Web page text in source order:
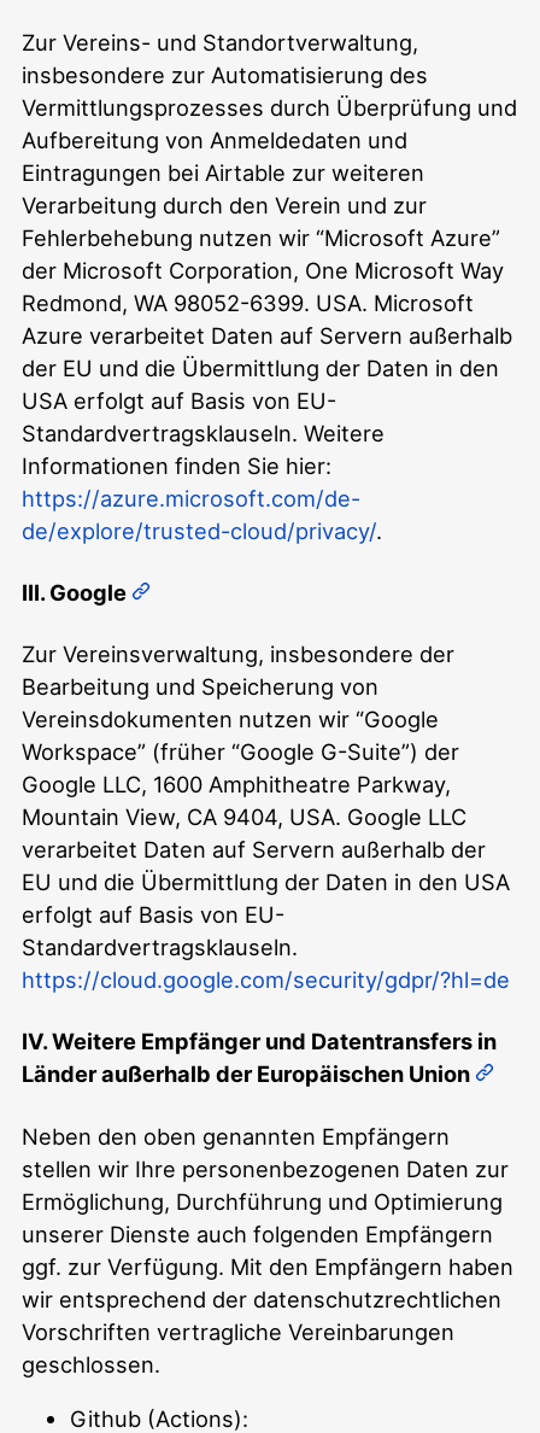
Zur Vereins- und Standortverwaltung,
insbesondere zur Automatisierung des
Vermittlungsprozesses durch Überprüfung und
Aufbereitung von Anmeldedaten und
Eintragungen bei Airtable zur weiteren
Verarbeitung durch den Verein und zur
Fehlerbehebung nutzen wir “Microsoft Azure”
der Microsoft Corporation, One Microsoft Way
Redmond, WA 98052-6399. USA. Microsoft
Azure verarbeitet Daten auf Servern außerhalb
der EU und die Übermittlung der Daten in den
USA erfolgt auf Basis von EU-
Standardvertragsklauseln. Weitere
Informationen finden Sie hier:
https://azure.microsoft.com/de-
de/explore/trusted-cloud/privacy/.
III. Google
Zur Vereinsverwaltung, insbesondere der
Bearbeitung und Speicherung von
Vereinsdokumenten nutzen wir “Google
Workspace” (früher “Google G-Suite”) der
Google LLC, 1600 Amphitheatre Parkway,
Mountain View, CA 9404, USA. Google LLC
verarbeitet Daten auf Servern außerhalb der
EU und die Übermittlung der Daten in den USA
erfolgt auf Basis von EU-
Standardvertragsklauseln.
https://cloud.google.com/security/gdpr/?hl=de
IV. Weitere Empfänger und Datentransfers in
Länder außerhalb der Europäischen Union
Neben den oben genannten Empfängern
stellen wir Ihre personenbezogenen Daten zur
Ermöglichung, Durchführung und Optimierung
unserer Dienste auch folgenden Empfängern
ggf. zur Verfügung. Mit den Empfängern haben
wir entsprechend der datenschutzrechtlichen
Vorschriften vertragliche Vereinbarungen
geschlossen.
Github (Actions):